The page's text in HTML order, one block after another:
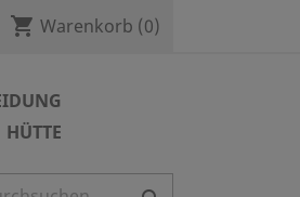
shopping_cart Warenkorb (0)
HÜTTE